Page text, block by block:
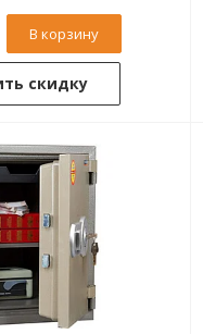
В корзину
скидку